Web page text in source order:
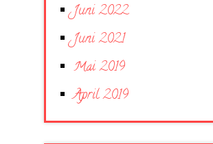
Juni 2022
Juni 2021
Mai 2019
April 2019